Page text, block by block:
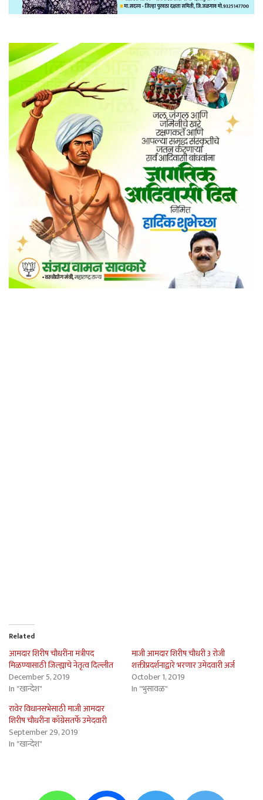
Related
आमदार शिरीष चौधरींना मंत्रीपद
मिळण्यासाठी जिल्ह्याचे नेतृत्व दिल्लीत
December 5, 2019
In "खान्देश"
माजी आमदार शिरीष चौधरी 3 रोजी
शक्तीप्रदर्शनाद्वारे भरणार उमेदवारी अर्ज
October 1, 2019
In "भुसावळ"
रावेर विधानसभेसाठी माजी आमदार
शिरीष चौधरींना काँग्रेसतर्फे उमेदवारी
September 29, 2019
In "खान्देश"